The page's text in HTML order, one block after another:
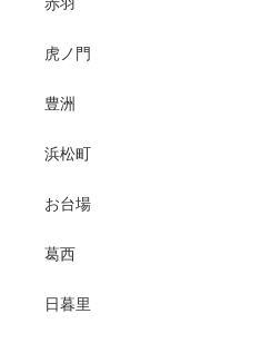
虎ノ門
豊洲
浜松町
お台場
葛西
日暮里